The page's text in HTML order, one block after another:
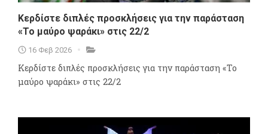
Κερδίστε διπλές προσκλήσεις για την παράσταση
«Το μαύρο ψαράκι» στις 22/2
16 Φεβ 2026
Κερδίστε διπλές προσκλήσεις για την παράσταση «Το
μαύρο ψαράκι» στις 22/2